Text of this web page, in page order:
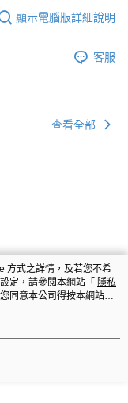
顯示電腦版詳細說明
客服
查看全部
方式之詳情，及若您不希
定，請參閱本網站「 隱私
同意本公司得按本網站使